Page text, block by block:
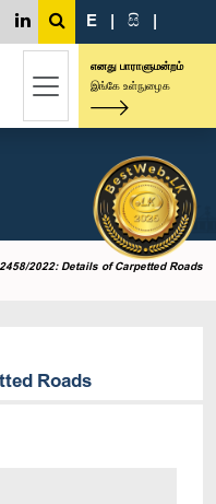
E | සි |
எனது பாராளுமன்றம்
இங்கே உள்நுழைக
2458/2022: Details of Carpetted Roads
Roads